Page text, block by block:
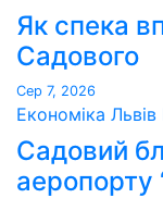
Як спека
Садового
Сер 7, 2026
Економіка Львів
Садовий
аеропорту